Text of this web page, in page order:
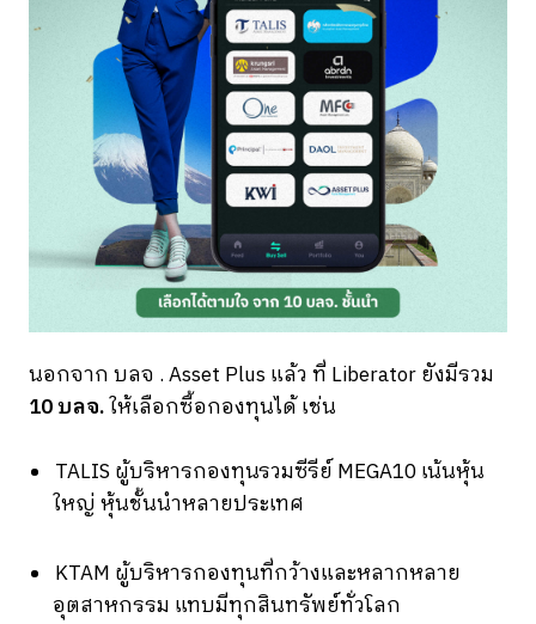
นอกจาก บลจ . Asset Plus แล้ว ที่ Liberator ยังมีรวม
10 บลจ.ให้เลือกซื้อกองทุนได้ เช่น
TALIS ผู้บริหารกองทุนรวมซีรีย์ MEGA10 เน้นหุ้น
ใหญ่ หุ้นชั้นนำหลายประเทศ
KTAM ผู้บริหารกองทุนที่กว้างและหลากหลาย
อุตสาหกรรม แทบมีทุกสินทรัพย์ทั่วโลก